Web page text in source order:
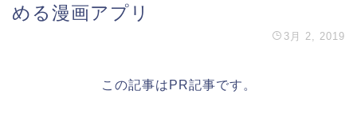
める漫画アプリ
3月 2, 2019
この記事はPR記事です。